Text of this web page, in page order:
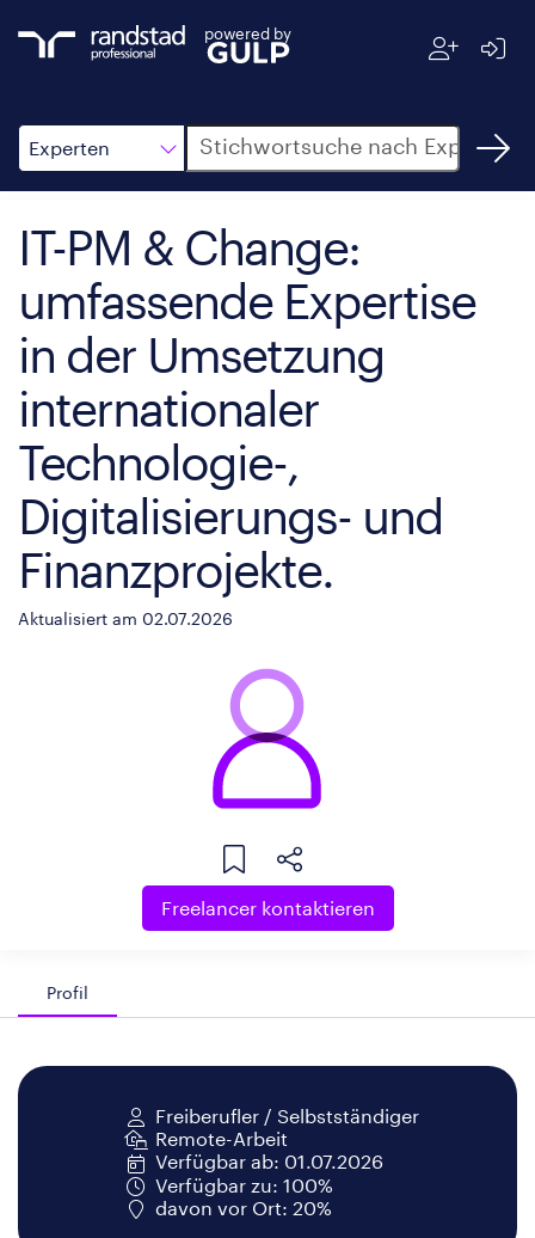
powered by
Experten
Suche
IT-PM & Change:
umfassende Expertise
in der Umsetzung
internationaler
Technologie-,
Digitalisierungs- und
Finanzprojekte.
Aktualisiert am 02.07.2026
Freelancer kontaktieren
Profil
Freiberufler / Selbstständiger
Remote-Arbeit
Verfügbar ab: 01.07.2026
Verfügbar zu: 100%
davon vor Ort: 20%